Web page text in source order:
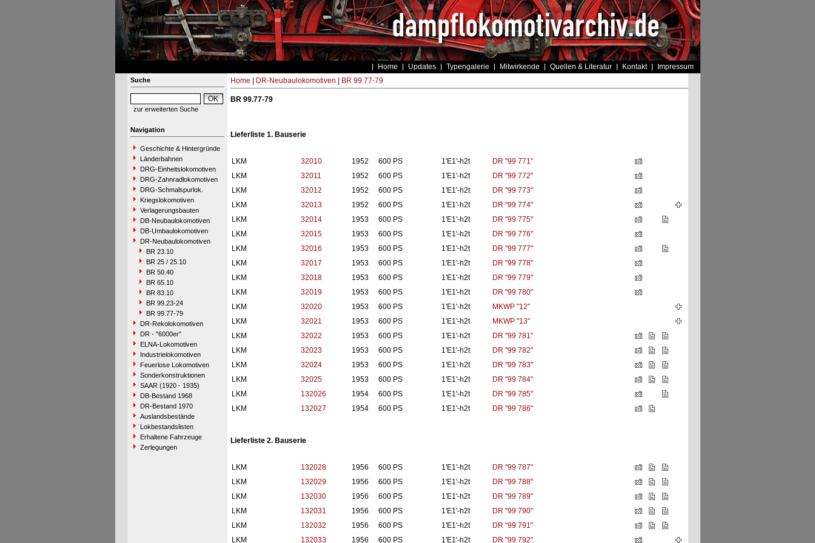
Home Updates Typengalerie Mitwirkende Quellen & Literatur Kontakt Impressum
Suche
zur erweiterten Suche
Navigation
Geschichte & Hintergründe
Länderbahnen
DRG-Einheitslokomotiven
DRG-Zahnradlokomotiven
DRG-Schmalspurlok.
Kriegslokomotiven
Verlagerungsbauten
DB-Neubaulokomotiven
DB-Umbaulokomotiven
DR-Neubaulokomotiven
BR 23.10
BR 25 / 25.10
BR 50.40
BR 65.10
BR 83.10
BR 99.23-24
BR 99.77-79
DR-Rekolokomotiven
DR - "6000er"
ELNA-Lokomotiven
Industrielokomotiven
Feuerlose Lokomotiven
Sonderkonstruktionen
SAAR (1920 - 1935)
DB-Bestand 1968
DR-Bestand 1970
Auslandsbestände
Lokbestandslisten
Erhaltene Fahrzeuge
Zerlegungen
Home DR-Neubaulokomotiven BR 99.77-79
BR 99.77-79
Lieferliste 1. Bauserie
LKM 32010 1952 600 PS 1'E1'-h2t
DR "99 771"
LKM
32011 1952 600 PS 1'E1'-h2t
DR "99 772"
LKM
32012 1952 600 PS 1'E1'-h2t
DR "99 773"
LKM
32013 1952 600 PS 1'E1'-h2t
DR "99 774"
LKM
32014 1953 600 PS 1'E1'-h2t
DR "99 775"
LKM
32015 1953 600 PS 1'E1'-h2t
DR "99 776"
LKM
32016 1953 600 PS 1'E1'-h2t
DR "99 777"
LKM
32017 1953 600 PS 1'E1'-h2t
DR "99 778"
LKM
32018 1953 600 PS 1'E1'-h2t
DR "99 779"
LKM
32019 1953 600 PS 1'E1'-h2t
DR "99 780"
LKM
32020 1953 600 PS 1'E1'-h2t
MKWP "12"
LKM
32021 1953 600 PS 1'E1'-h2t
MKWP "13"
LKM
32022 1953 600 PS 1'E1'-h2t
DR "99 781"
LKM
32023 1953 600 PS 1'E1'-h2t
DR "99 782"
LKM
32024 1953 600 PS 1'E1'-h2t
DR "99 783"
LKM
32025 1953 600 PS 1'E1'-h2t
DR "99 784"
LKM
132026 1954 600 PS 1'E1'-h2t
DR "99 785"
LKM
132027 1954 600 PS 1'E1'-h2t DR "99 786"
Lieferliste 2. Bauserie
LKM 132028 1956 600 PS 1'E1'-h2t
DR "99 787"
LKM
132029 1956 600 PS 1'E1'-h2t
DR "99 788"
LKM
132030 1956 600 PS 1'E1'-h2t
DR "99 789"
LKM
132031 1956 600 PS 1'E1'-h2t
DR "99 790"
LKM
132032 1956 600 PS 1'E1'-h2t
DR "99 791"
LKM
132033 1956 600 PS 1'E1'-h2t DR "99 792"